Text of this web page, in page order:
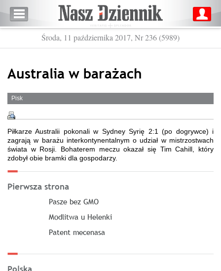
Środa, 11 października 2017, Nr 236 (5989)
Australia w barażach
Pisk
Piłkarze Australii pokonali w Sydney Syrię 2:1 (po dogrywce) i
zagrają w barażu interkontynentalnym o udział w mistrzostwach
świata w Rosji. Bohaterem meczu okazał się Tim Cahill, który
zdobył obie bramki dla gospodarzy.
Pierwsza strona
Pasze bez GMO
Modlitwa u Helenki
Patent mecenasa